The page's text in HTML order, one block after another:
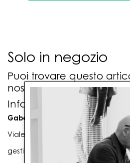
Solo in negozio
Puoi trovare questo
nostri punti vendita:
Info contatti
Gaballo Mario srl
Viale G. Matteotti n. 23 00053